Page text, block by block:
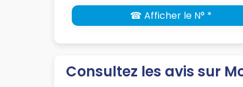
☎ Afficher le N° *
Consultez les avis sur